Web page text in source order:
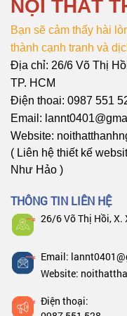
NỘI THẤT
Bạn sẽ cảm thấy hài
thành cạnh tranh và
Địa chỉ: 26/6 Võ Thị
TP. HCM
Điện thoai: 0987 551
Email:
Website:
( Liên hệ thiết kế
Như Hảo )
THÔNG TIN LIÊN HỆ
26/6 Võ Thị Hồi, X.
Email:
Website:
Điện thoại: